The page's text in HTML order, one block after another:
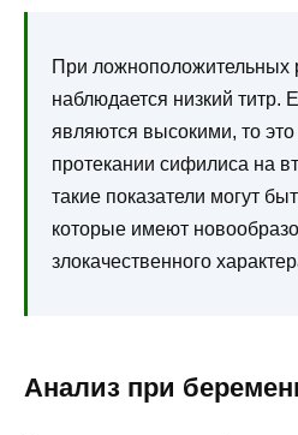
При ложноположительных
наблюдается низкий титр.
являются высокими, то это
протекании сифилиса на
такие показатели могут
которые имеют
злокачественного
Анализ при